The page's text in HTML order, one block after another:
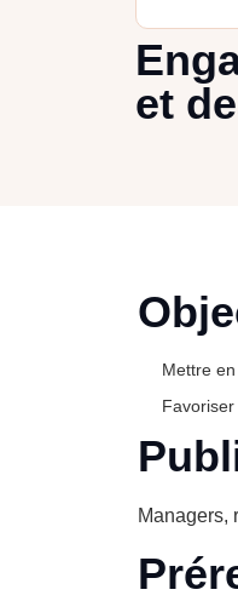
et
Mettre
Managers,